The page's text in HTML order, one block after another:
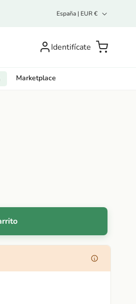
/
g
España | EUR €
Identifícate
sesión o
Carrito
Marketplace